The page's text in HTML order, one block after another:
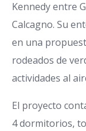
Kennedy entre
Calcagno. Su
en una
rodeados de
actividades al
El proyecto
4 dormitorios,